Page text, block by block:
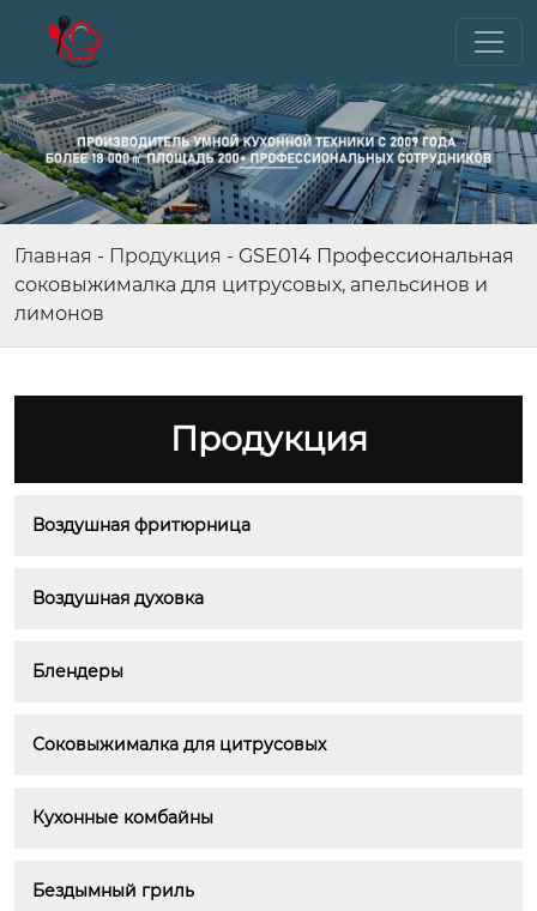
Главная - Продукция - GSE014 Профессиональная
соковыжималка для цитрусовых, апельсинов и
лимонов
Продукция
Воздушная фритюрница
Воздушная духовка
Блендеры
Соковыжималка для цитрусовых
Кухонные комбайны
Бездымный гриль